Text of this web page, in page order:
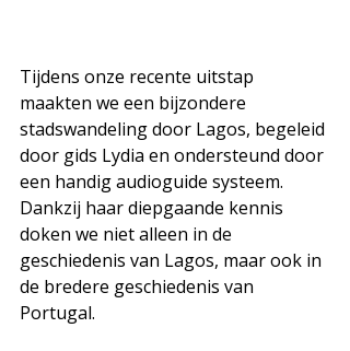
Tijdens onze recente uitstap
maakten we een bijzondere
stadswandeling door Lagos, begeleid
door gids Lydia en ondersteund door
een handig audioguide systeem.
Dankzij haar diepgaande kennis
doken we niet alleen in de
geschiedenis van Lagos, maar ook in
de bredere geschiedenis van
Portugal.